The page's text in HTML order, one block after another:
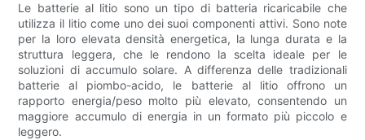
Le batterie al litio sono un tipo di batteria ricaricabile che
utilizza il litio come uno dei suoi componenti attivi. Sono note
per la loro elevata densità energetica, la lunga durata e la
struttura leggera, che le rendono la scelta ideale per le
soluzioni di accumulo solare. A differenza delle tradizionali
batterie al piombo-acido, le batterie al litio offrono un
rapporto energia/peso molto più elevato, consentendo un
maggiore accumulo di energia in un formato più piccolo e
leggero.